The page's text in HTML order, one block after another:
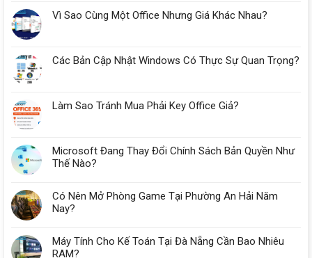
Vì Sao Cùng Một Office Nhưng Giá Khác Nhau?
Các Bản Cập Nhật Windows Có Thực Sự Quan Trọng?
Làm Sao Tránh Mua Phải Key Office Giả?
Microsoft Đang Thay Đổi Chính Sách Bản Quyền Như
Thế Nào?
Có Nên Mở Phòng Game Tại Phường An Hải Năm
Nay?
Máy Tính Cho Kế Toán Tại Đà Nẵng Cần Bao Nhiêu
RAM?